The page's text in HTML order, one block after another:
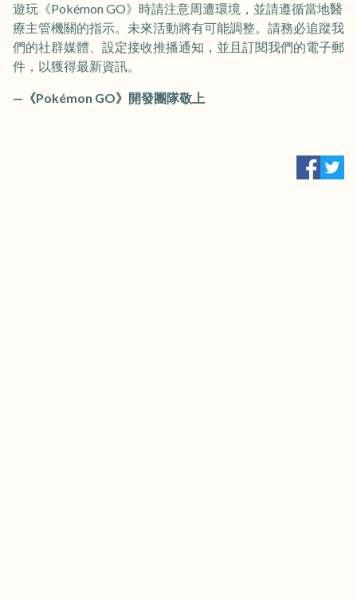
遊玩《Pokémon GO》時請注意周遭環境，並請遵循當地醫
療主管機關的指示。未來活動將有可能調整。請務必追蹤我
們的社群媒體、設定接收推播通知，並且訂閱我們的電子郵
件，以獲得最新資訊。
—《Pokémon GO》開發團隊敬上